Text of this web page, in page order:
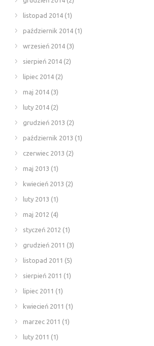
listopad 2014 (1)
październik 2014 (1)
wrzesień 2014 (3)
sierpień 2014 (2)
lipiec 2014 (2)
maj 2014 (3)
luty 2014 (2)
grudzień 2013 (2)
październik 2013 (1)
czerwiec 2013 (2)
maj 2013 (1)
kwiecień 2013 (2)
luty 2013 (1)
maj 2012 (4)
styczeń 2012 (1)
grudzień 2011 (3)
listopad 2011 (5)
sierpień 2011 (1)
lipiec 2011 (1)
kwiecień 2011 (1)
marzec 2011 (1)
luty 2011 (1)